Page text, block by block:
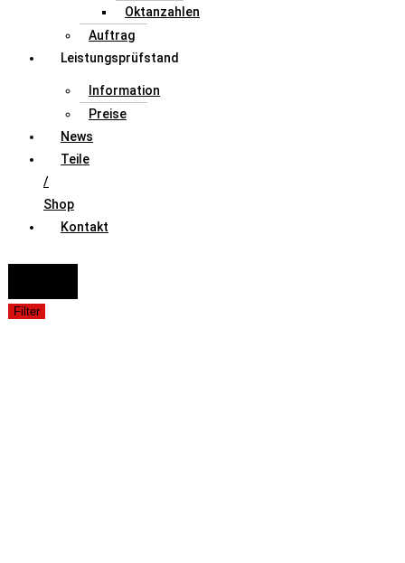
Oktanzahlen
Auftrag
Leistungsprüfstand
Information
Preise
News
Teile
/
Shop
Kontakt
Filter